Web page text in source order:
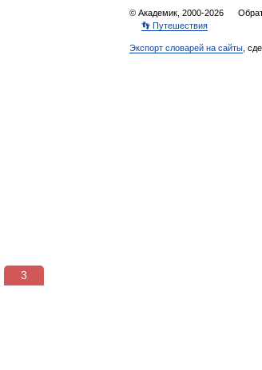
© Академик, 2000-2026
👣 Путешествия
Экспорт словарей на сайты ,
3